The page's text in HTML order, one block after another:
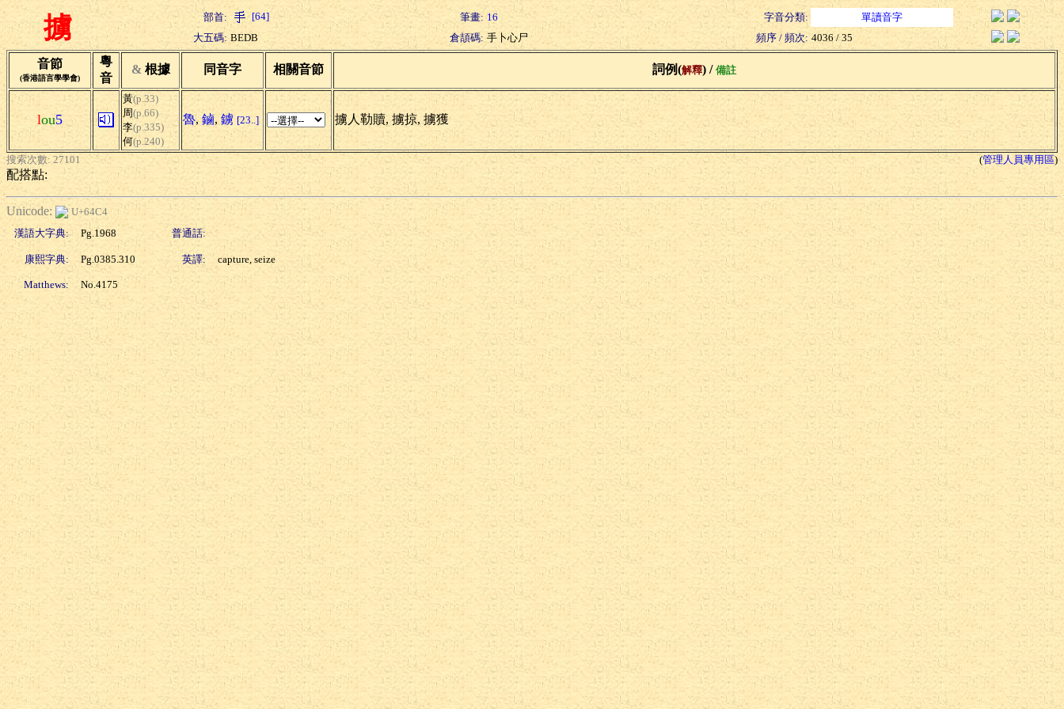
擄 部首: [64] 筆畫: 16 字音分類:
單讀音字
大五碼: BEDB 倉頡碼: 手卜心尸 頻序 / 頻次: 4036 / 35
音節
(香港語言學學會)
粵
音
& 根據 同音字 相關音節 詞例(解釋) / 備註
lou5
黃(p.33)
周(p.66)
李(p.335)
何(p.240)
魯, 鏀, 鐪 [23..] 擄人勒贖, 擄掠, 擄獲
搜索次數: 27101 (管理人員專用區)
配搭點:
Unicode:
U+64C4
漢語大字典:
Pg.1968 普通話:
康熙字典: Pg.0385.310 英譯: capture, seize
Matthews: No.4175